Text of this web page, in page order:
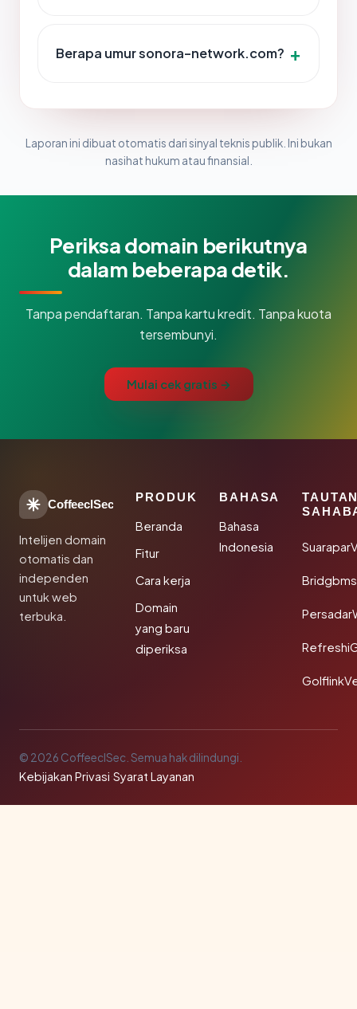
Berapa umur sonora-network.com?
Laporan ini dibuat otomatis dari sinyal teknis publik. Ini bukan
nasihat hukum atau finansial.
Periksa domain berikutnya
dalam beberapa detik.
Tanpa pendaftaran. Tanpa kartu kredit. Tanpa kuota
tersembunyi.
Mulai cek gratis →
CoffeeclSec
Intelijen domain
otomatis dan
independen
untuk web
terbuka.
PRODUK
Beranda
Fitur
Cara kerja
Domain
yang baru
diperiksa
BAHASA
Bahasa
Indonesia
© 2026 CoffeeclSec. Semua hak dilindungi.
Kebijakan Privasi·Syarat Layanan